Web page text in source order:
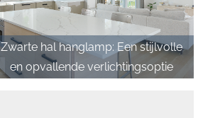
Zwarte hal hanglamp: Een stijlvolle
en opvallende verlichtingsoptie